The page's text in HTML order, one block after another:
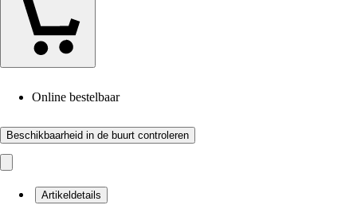
Online bestelbaar
Beschikbaarheid in de buurt controleren
Artikeldetails